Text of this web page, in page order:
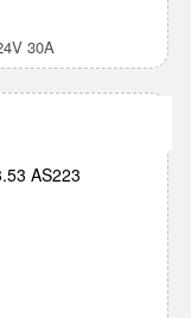
30A